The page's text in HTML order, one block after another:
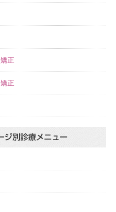
正
正
ジ別 診療メニュー